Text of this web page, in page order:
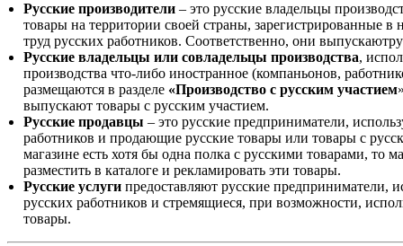
Русские производители – это русские владельцы
товары на территории своей страны, зарегистрированные
труд русских работников. Соответственно, они
Русские владельцы или совладельцы производства,
производства что-либо иностранное (компаньонов,
размещаются в разделе «Производство с русским участием
выпускают товары с русским участием.
Русские продавцы – это русские предприниматели,
работников и продающие русские товары или товары с
магазине есть хотя бы одна полка с русскими товарами, то
разместить в каталоге и рекламировать эти товары.
Русские услуги предоставляют русские предприниматели,
русских работников и стремящиеся, при возможности,
товары.